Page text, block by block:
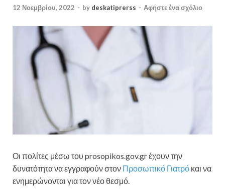
12 Νοεμβρίου, 2022 - by deskatiprerss - Αφήστε ένα σχόλιο
Οι πολίτες μέσω του prosopikos.gov.gr έχουν την
δυνατότητα να εγγραφούν στον Προσωπικό Γιατρό και να
ενημερώνονται για τον νέο θεσμό.